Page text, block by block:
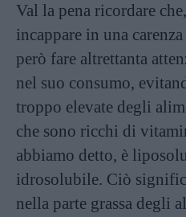
Val la pena ricordare
incappare in una
però fare altrettanta
nel suo consumo,
troppo elevate degli
che sono ricchi di
abbiamo detto, è
idrosolubile. Ciò
nella parte grassa degli